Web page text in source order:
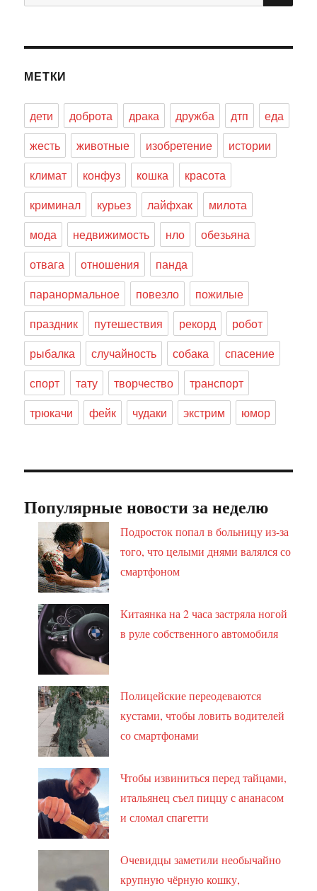
МЕТКИ
дети доброта драка дружба дтп
еда
жесть
животные изобретение
истории
климат
конфуз кошка
красота
криминал
курьез лайфхак
милота
мода
недвижимость нло
обезьяна
отвага
отношения
панда
паранормальное
повезло
пожилые
праздник
путешествия рекорд
робот
рыбалка
случайность собака
спасение
спорт
тату творчество
транспорт
трюкачи
фейк чудаки экстрим юмор
Популярные новости за неделю
Подросток попал в больницу из-за
того, что целыми днями валялся со
смартфоном
Китаянка на 2 часа застряла ногой
в руле собственного автомобиля
Полицейские переодеваются
кустами, чтобы ловить водителей
со смартфонами
Чтобы извиниться перед тайцами,
итальянец съел пиццу с ананасом
и сломал спагетти
Очевидцы заметили необычайно
крупную чёрную кошку,